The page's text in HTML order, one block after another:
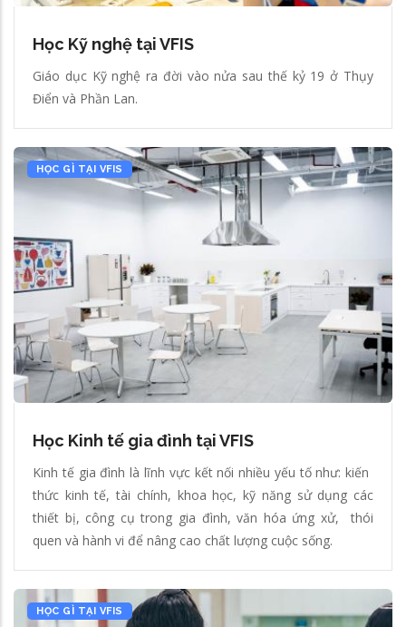
Học Kỹ nghệ tại VFIS
Giáo dục Kỹ nghệ ra đời vào nửa sau thế kỷ 19 ở Thụy
Điển và Phần Lan.
HỌC GÌ TẠI VFIS
Học Kinh tế gia đình tại VFIS
Kinh tế gia đình là lĩnh vực kết nối nhiều yếu tố như: kiến ​​
thức kinh tế, tài chính, khoa học, kỹ năng sử dụng các
thiết bị, công cụ trong gia đình, văn hóa ứng xử, thói
quen và hành vi để nâng cao chất lượng cuộc sống.
HỌC GÌ TẠI VFIS